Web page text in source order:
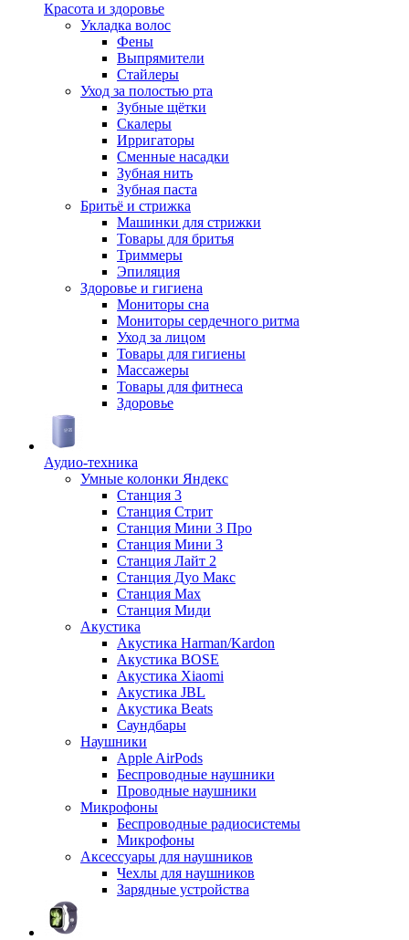
Красота и здоровье
Укладка волос
Фены
Выпрямители
Стайлеры
Уход за полостью рта
Зубные щётки
Скалеры
Ирригаторы
Сменные насадки
Зубная нить
Зубная паста
Бритьё и стрижка
Машинки для стрижки
Товары для бритья
Триммеры
Эпиляция
Здоровье и гигиена
Мониторы сна
Мониторы сердечного ритма
Уход за лицом
Товары для гигиены
Массажеры
Товары для фитнеса
Здоровье
Аудио-техника
Умные колонки Яндекс
Станция 3
Станция Стрит
Станция Мини 3 Про
Станция Мини 3
Станция Лайт 2
Станция Дуо Макс
Станция Max
Станция Миди
Акустика
Акустика Harman/Kardon
Акустика BOSE
Акустика Xiaomi
Акустика JBL
Акустика Beats
Саундбары
Наушники
Apple AirPods
Беспроводные наушники
Проводные наушники
Микрофоны
Беспроводные радиосистемы
Микрофоны
Аксессуары для наушников
Чехлы для наушников
Зарядные устройства